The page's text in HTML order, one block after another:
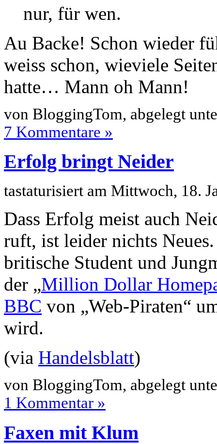
nur, für wen.
Au Backe! Schon wieder
weiss schon, wieviele
hatte… Mann oh Mann!
von BloggingTom, abgelegt
7 Kommentare »
Erfolg bringt Neider
tastaturisiert am Mittwoch, 18.
Dass Erfolg meist auch
ruft, ist leider nichts
britische Student und
der „Million Dollar
BBC von „Web-Piraten“
wird.
(via Handelsblatt)
von BloggingTom, abgelegt
1 Kommentar »
Faxen mit Klum